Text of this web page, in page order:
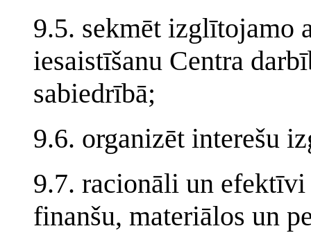
9.5. sekmēt izglītojamo
iesaistīšanu Centra
sabiedrībā;
9.6. organizēt interešu
9.7. racionāli un
finanšu, materiālos un